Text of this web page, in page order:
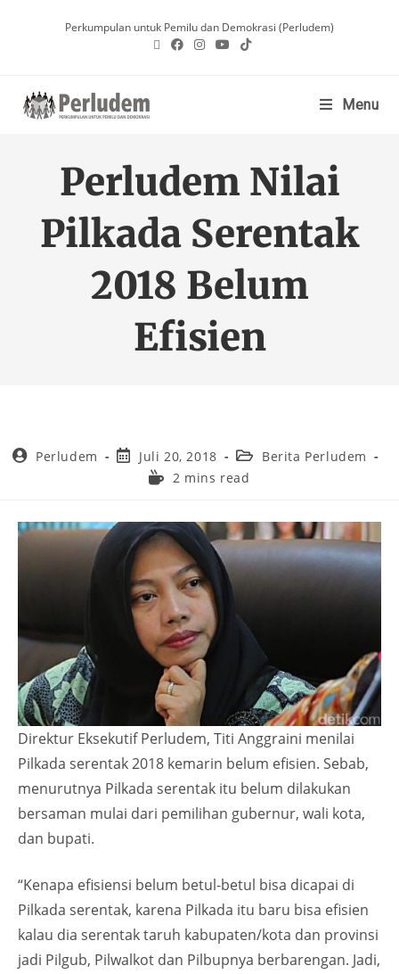
Perkumpulan untuk Pemilu dan Demokrasi (Perludem)
Menu
Perludem Nilai
Pilkada Serentak
2018 Belum
Efisien
Perludem Juli 20, 2018
Berita Perludem
2 mins read
Direktur Eksekutif Perludem, Titi Anggraini menilai
Pilkada serentak 2018 kemarin belum efisien. Sebab,
menurutnya Pilkada serentak itu belum dilakukan
bersaman mulai dari pemilihan gubernur, wali kota,
dan bupati.
“Kenapa efisiensi belum betul-betul bisa dicapai di
Pilkada serentak, karena Pilkada itu baru bisa efisien
kalau dia serentak taruh kabupaten/kota dan provinsi
jadi Pilgub, Pilwalkot dan Pilbupnya berbarengan. Jadi,